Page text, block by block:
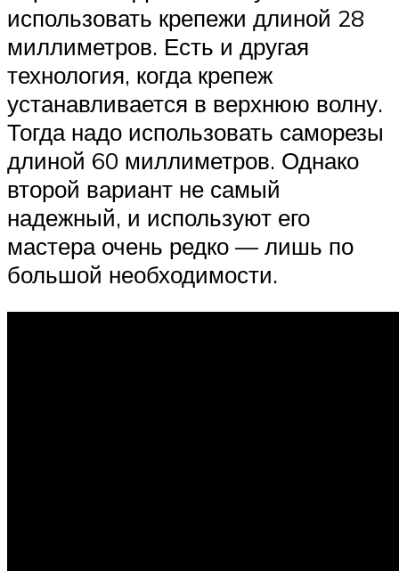
использовать крепежи длиной 28
миллиметров. Есть и другая
технология, когда крепеж
устанавливается в верхнюю волну.
Тогда надо использовать саморезы
длиной 60 миллиметров. Однако
второй вариант не самый
надежный, и используют его
мастера очень редко — лишь по
большой необходимости.